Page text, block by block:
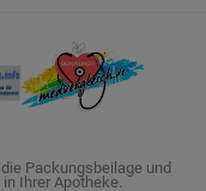
Packungsbeilage und
Ihrer Apotheke.